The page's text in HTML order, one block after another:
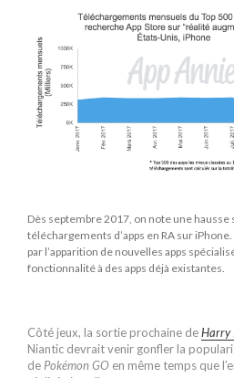
Dès septembre 2017, on note une hausse
téléchargements d’apps en RA sur
par l’apparition de nouvelles apps
fonctionnalité à des apps déjà existantes.
Côté jeux, la sortie prochaine deHarry
Niantic devrait venir gonfler la
de Pokémon GO en même temps que